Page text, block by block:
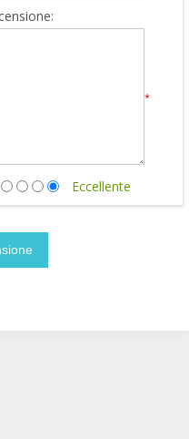
*
Eccellente